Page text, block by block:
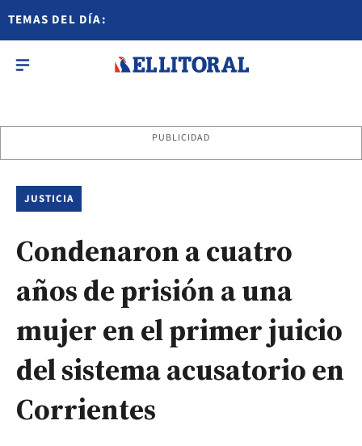
TEMAS DEL DÍA:
PUBLICIDAD
JUSTICIA
Condenaron a cuatro
años de prisión a una
mujer en el primer juicio
del sistema acusatorio en
Corrientes